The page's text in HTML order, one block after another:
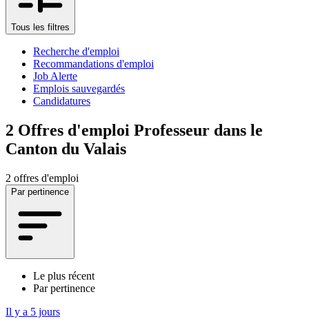
Tous les filtres
Recherche d'emploi
Recommandations d'emploi
Job Alerte
Emplois sauvegardés
Candidatures
2 Offres d'emploi Professeur dans le
Canton du Valais
2 offres d'emploi
Par pertinence
Le plus récent
Par pertinence
Il y a 5 jours